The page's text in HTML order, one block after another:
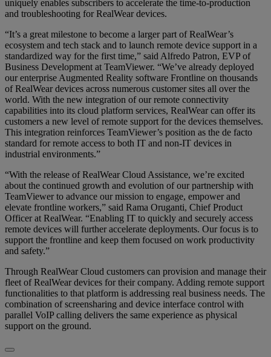
uniquely enables subscribers to accelerate the time-to-production
and troubleshooting for RealWear devices.
“It’s a great milestone to become a larger part of RealWear’s
ecosystem and tech stack and to launch remote device support in a
standardized way for the first time,” said Alfredo Patron, EVP of
Business Development at TeamViewer. “We’ve already deployed
our enterprise Augmented Reality software Frontline on thousands
of RealWear devices across numerous customer sites all over the
world. With the new integration of our remote connectivity
capabilities into its cloud platform services, RealWear can offer its
customers a new level of remote support for the devices themselves.
This integration reinforces TeamViewer’s position as the de facto
standard for remote access to both IT and non-IT devices in
industrial environments.”
“With the release of RealWear Cloud Assistance, we’re excited
about the continued growth and evolution of our partnership with
TeamViewer to advance our mission to engage, empower and
elevate frontline workers,” said Rama Oruganti, Chief Product
Officer at RealWear. “Enabling IT to quickly and securely access
remote devices will further accelerate deployments. Our focus is to
support the frontline and keep them focused on work productivity
and safety.”
Through RealWear Cloud customers can provision and manage their
fleet of RealWear devices for their company. Adding remote support
functionalities to that platform is addressing real business needs. The
combination of screensharing and device interface control with
parallel VoIP calling delivers the same experience as physical
support on the ground.